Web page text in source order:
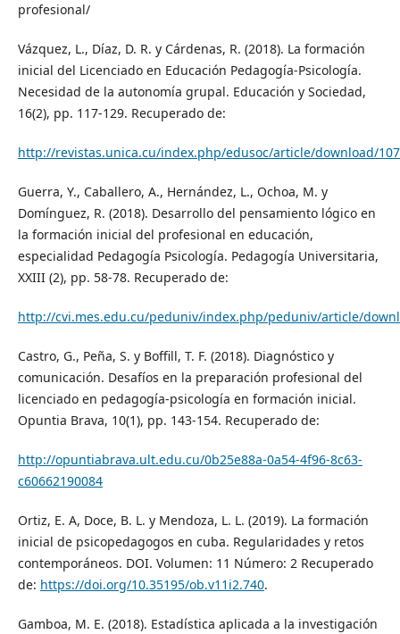
profesional/
Vázquez, L., Díaz, D. R. y Cárdenas, R. (2018). La formación
inicial del Licenciado en Educación Pedagogía-Psicología.
Necesidad de la autonomía grupal. Educación y Sociedad,
16(2), pp. 117-129. Recuperado de:
http://revistas.unica.cu/index.php/edusoc/article/download/
Guerra, Y., Caballero, A., Hernández, L., Ochoa, M. y
Domínguez, R. (2018). Desarrollo del pensamiento lógico en
la formación inicial del profesional en educación,
especialidad Pedagogía Psicología. Pedagogía Universitaria,
XXIII (2), pp. 58-78. Recuperado de:
http://cvi.mes.edu.cu/peduniv/index.php/peduniv/article/
Castro, G., Peña, S. y Boffill, T. F. (2018). Diagnóstico y
comunicación. Desafíos en la preparación profesional del
licenciado en pedagogía-psicología en formación inicial.
Opuntia Brava, 10(1), pp. 143-154. Recuperado de:
http://opuntiabrava.ult.edu.cu/0b25e88a-0a54-4f96-8c63-
c60662190084
Ortiz, E. A, Doce, B. L. y Mendoza, L. L. (2019). La formación
inicial de psicopedagogos en cuba. Regularidades y retos
contemporáneos. DOI. Volumen: 11 Número: 2 Recuperado
de: https://doi.org/10.35195/ob.v11i2.740.
Gamboa, M. E. (2018). Estadística aplicada a la investigación